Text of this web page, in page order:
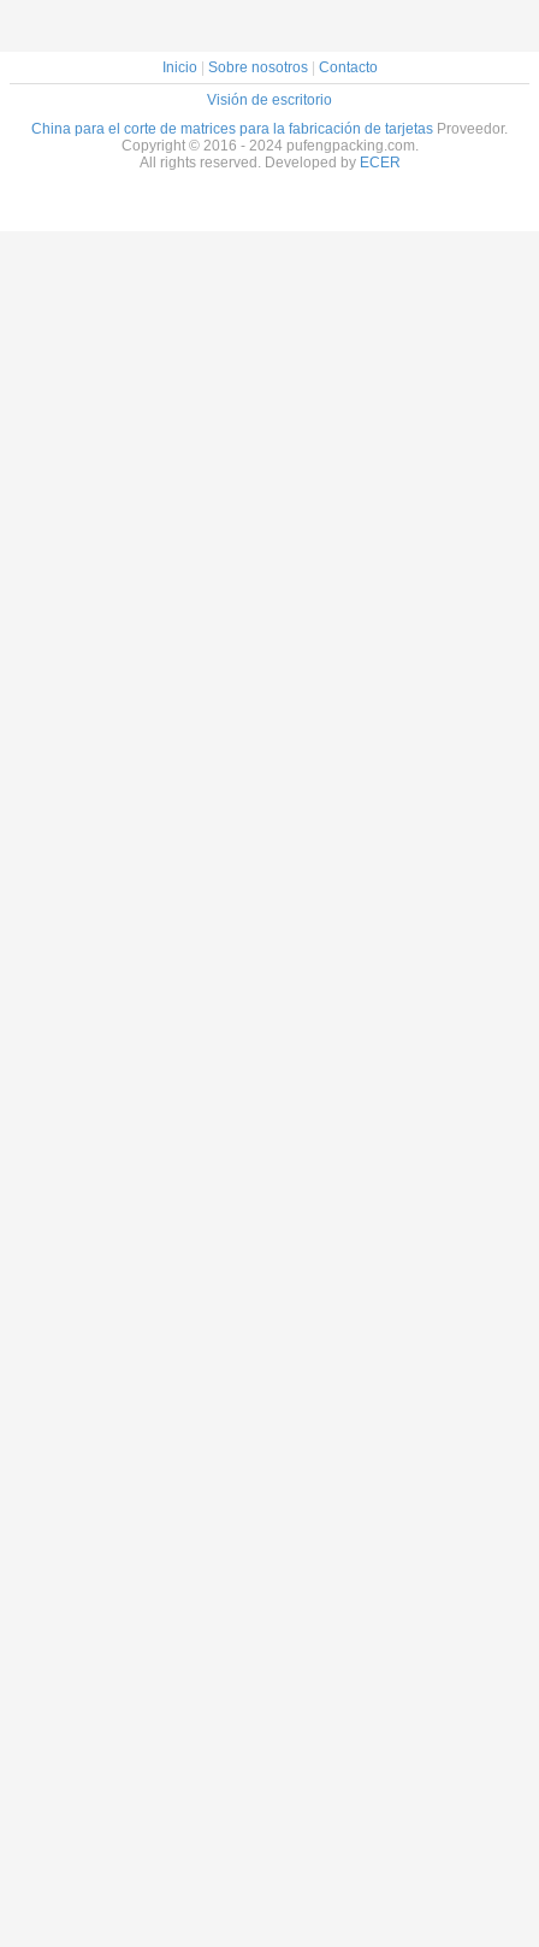
Inicio| Sobre nosotros| Contacto
Visión de escritorio
China para el corte de matrices para la fabricación de tarjetas Proveedor.
Copyright © 2016 - 2024 pufengpacking.com.
All rights reserved. Developed by ECER